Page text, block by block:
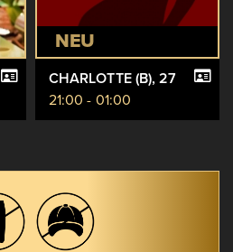
NEU
CHARLOTTE (B), 27
21:00 - 01:00